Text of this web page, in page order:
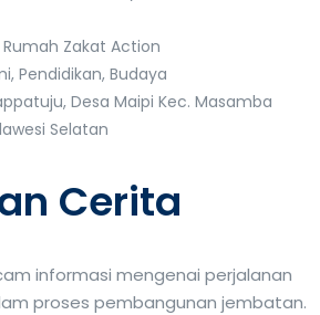
Rumah Zakat Action
Pendidikan, Budaya
Desa Maipi Kec. Masamba
Selatan
Cerita
informasi mengenai perjalanan
proses pembangunan jembatan.